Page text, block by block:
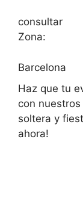
consultar
Zona:
Barcelona
Haz que tu
con
soltera y
ahora!